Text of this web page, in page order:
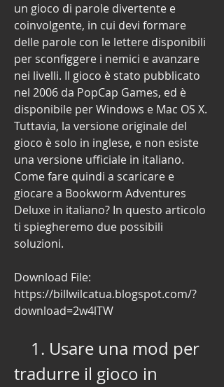
un gioco di parole divertente e
coinvolgente, in cui devi formare
delle parole con le lettere disponibili
per sconfiggere i nemici e avanzare
nei livelli. Il gioco è stato pubblicato
nel 2006 da PopCap Games, ed è
disponibile per Windows e Mac OS X.
Tuttavia, la versione originale del
gioco è solo in inglese, e non esiste
una versione ufficiale in italiano.
Come fare quindi a scaricare e
giocare a Bookworm Adventures
Deluxe in italiano? In questo articolo
ti spiegheremo due possibili
soluzioni.
Download File:
https://billwilcatua.blogspot.com/?
download=2w4lTW
tradurre il gioco in